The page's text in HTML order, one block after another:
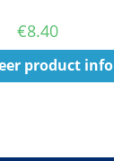
€8.40
product info